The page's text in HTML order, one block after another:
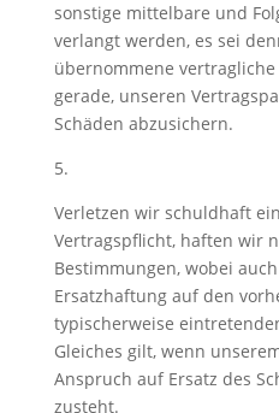
sonstige mittelbare und
verlangt werden, es sei
übernommene vertragliche
gerade, unseren
Schäden abzusichern.
5.
Verletzen wir schuldhaft
Vertragspflicht, haften wir
Bestimmungen, wobei
Ersatzhaftung auf den
typischerweise
Gleiches gilt, wenn
Anspruch auf Ersatz des
zusteht.